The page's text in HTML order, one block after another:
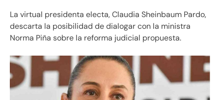
La virtual presidenta electa, Claudia Sheinbaum Pardo,
descarta la posibilidad de dialogar con la ministra
Norma Piña sobre la reforma judicial propuesta.